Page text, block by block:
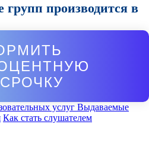
групп производится в
услуг Выдаваемые
Как стать слушателем